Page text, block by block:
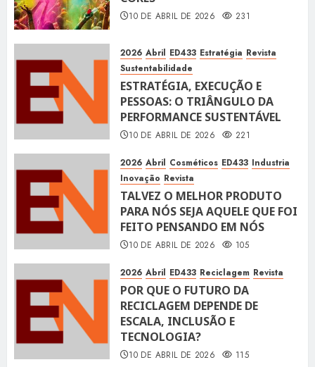
10 DE ABRIL DE 2026 231
2026 Abril ED433 Estratégia Revista
Sustentabilidade
ESTRATÉGIA, EXECUÇÃO E
PESSOAS: O TRIÂNGULO DA
PERFORMANCE SUSTENTÁVEL
10 DE ABRIL DE 2026 221
2026 Abril Cosméticos ED433 Industria
Inovação Revista
TALVEZ O MELHOR PRODUTO
PARA NÓS SEJA AQUELE QUE FOI
FEITO PENSANDO EM NÓS
10 DE ABRIL DE 2026 105
2026 Abril ED433 Reciclagem Revista
POR QUE O FUTURO DA
RECICLAGEM DEPENDE DE
ESCALA, INCLUSÃO E
TECNOLOGIA?
10 DE ABRIL DE 2026 115